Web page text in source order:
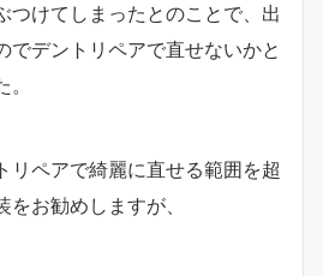
つけてしまったとのことで、出
でデントリペアで直せないかと
リペアで綺麗に直せる範囲を超
お勧めしますが、